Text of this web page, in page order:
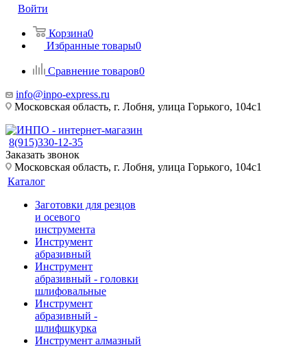
Войти
Корзина0
Избранные товары0
Сравнение товаров0
info@inpo-express.ru
Московская область, г. Лобня, улица Горького, 104с1
8(915)330-12-35
Заказать звонок
Московская область, г. Лобня, улица Горького, 104с1
Каталог
Заготовки для резцов
и осевого
инструмента
Инструмент
абразивный
Инструмент
абразивный - головки
шлифовальные
Инструмент
абразивный -
шлифшкурка
Инструмент алмазный